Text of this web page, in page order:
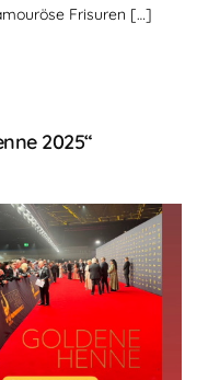
Frisuren […]
2025“